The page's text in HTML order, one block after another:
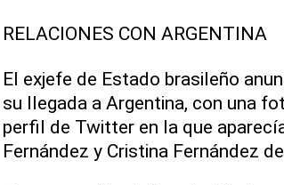
RELACIONES CON ARGENTINA
El exjefe de Estado brasileño
su llegada a Argentina, con una
perfil de Twitter en la que
Fernández y Cristina Fernández